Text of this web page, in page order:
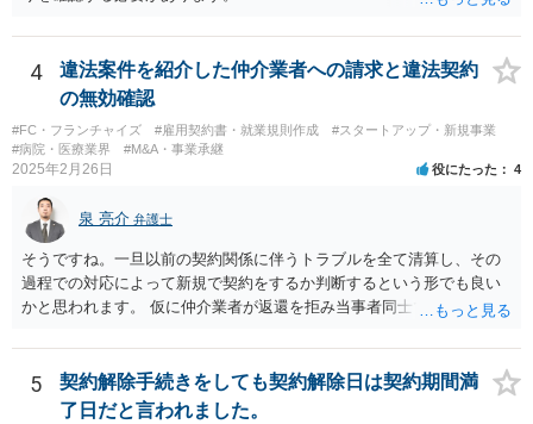
請求もせず、「詐欺」として、警察に被害届を出す事は可能でしょう
か？ 内容的には検討できますが、立証は、民事よりさらにワンランク
上がります。 警察に相談されてもよい事案だとは思います。
4
違法案件を紹介した仲介業者への請求と違法契約
の無効確認
#FC・フランチャイズ #雇用契約書・就業規則作成
#スタートアップ・新規事業
#病院・医療業界
#M&A・事業承継
2025年2月26日 役にたった 4
泉 亮介 弁護士
そうですね。一旦以前の契約関係に伴うトラブルを全て清算し、その
過程での対応によって新規で契約をするか判断するという形でも良い
かと思われます。 仮に仲介業者が返還を拒み当事者同士での解決が困
5
契約解除手続きをしても契約解除日は契約期間満
了日だと言われました。